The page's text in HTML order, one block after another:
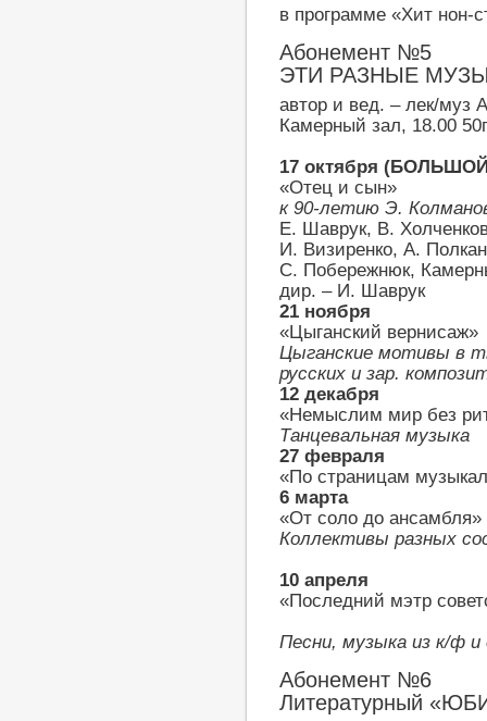
в программе «Хит нон-
Абонемент №5
ЭТИ РАЗНЫЕ
автор и вед. – лек/муз
Камерный зал, 18.00
17 октября
«Отец и сын»
к 90-летию Э.
Е. Шаврук, В.
И. Визиренко, А.
С. Побережнюк,
дир. – И. Шаврук
21 ноября
«Цыганский вернисаж»
Цыганские мотивы в
русских и зар.
12 декабря
«Немыслим мир без
Танцевальная музыка
27 февраля
«По страницам
6 марта
«От соло до ансамбля»
Коллективы разных
10 апреля
«Последний мэтр
Песни, музыка из к/ф и
Абонемент №6
Литературный